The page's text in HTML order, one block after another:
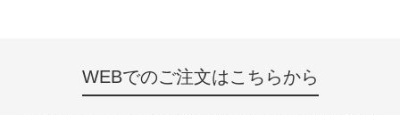
WEBでのご注文はこちらから